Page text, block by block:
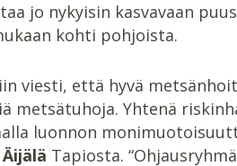
jo nykyisin kasvavaan
kohti pohjoista.
viesti, että hyvä
metsätuhoja. Yhtenä
luonnon
Tapiosta.